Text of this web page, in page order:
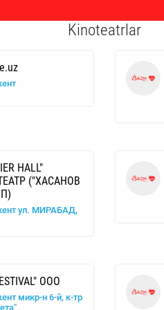
Kinoteatrlar
HALL"
("ХАСАНОВ
ул. МИРАБАД,
ООО
микр-н 6-й, к-тр